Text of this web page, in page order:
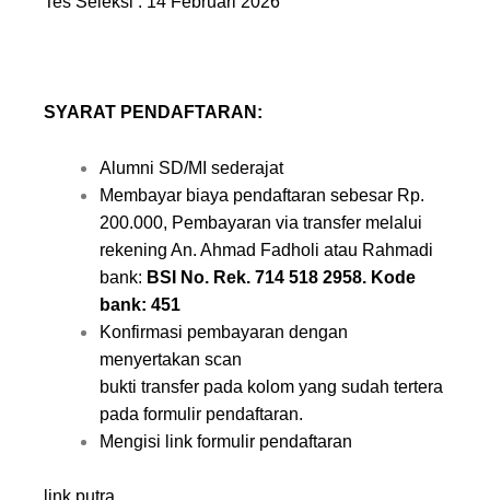
SYARAT PENDAFTARAN:
Alumni SD/MI sederajat
Membayar biaya pendaftaran sebesar Rp.
200.000, Pembayaran via transfer melalui
rekening An. Ahmad Fadholi atau Rahmadi
bank: BSI No. Rek. 714 518 2958. Kode
bank: 451
Konfirmasi pembayaran dengan
menyertakan scan
bukti transfer pada kolom yang sudah tertera
pada formulir pendaftaran.
Mengisi link formulir pendaftaran